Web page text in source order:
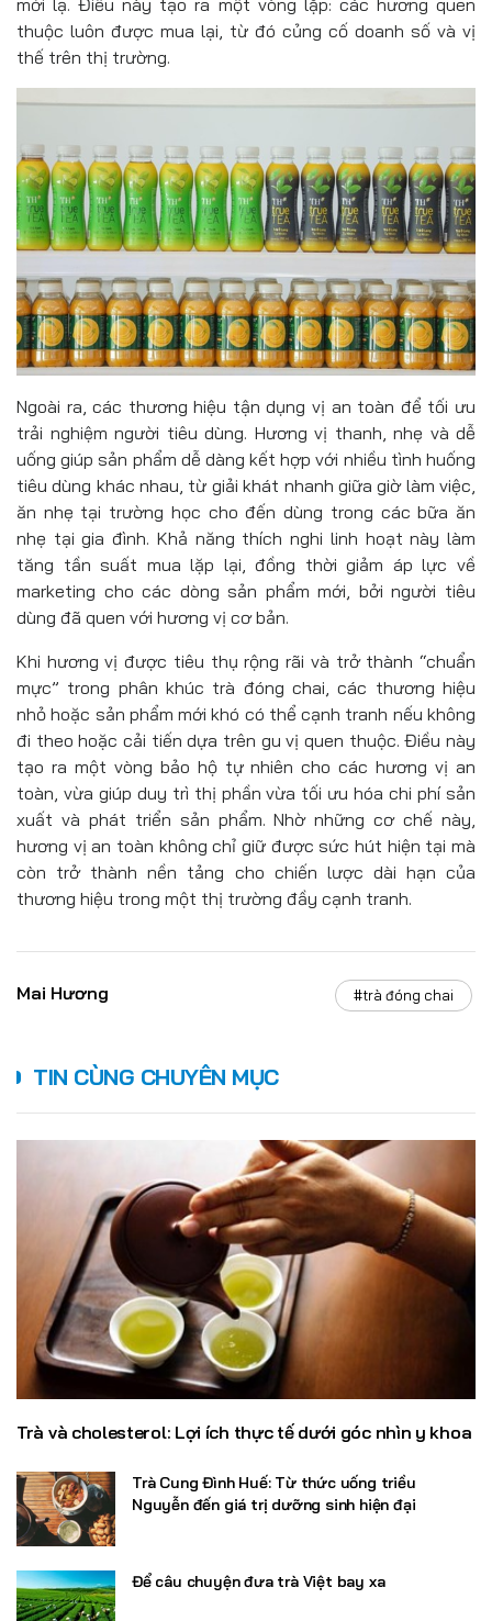
mới lạ. Điều này tạo ra một vòng lặp: các hương quen
thuộc luôn được mua lại, từ đó củng cố doanh số và vị
thế trên thị trường.
Ngoài ra, các thương hiệu tận dụng vị an toàn để tối ưu
trải nghiệm người tiêu dùng. Hương vị thanh, nhẹ và dễ
uống giúp sản phẩm dễ dàng kết hợp với nhiều tình huống
tiêu dùng khác nhau, từ giải khát nhanh giữa giờ làm việc,
ăn nhẹ tại trường học cho đến dùng trong các bữa ăn
nhẹ tại gia đình. Khả năng thích nghi linh hoạt này làm
tăng tần suất mua lặp lại, đồng thời giảm áp lực về
marketing cho các dòng sản phẩm mới, bởi người tiêu
dùng đã quen với hương vị cơ bản.
Khi hương vị được tiêu thụ rộng rãi và trở thành “chuẩn
mực” trong phân khúc trà đóng chai, các thương hiệu
nhỏ hoặc sản phẩm mới khó có thể cạnh tranh nếu không
đi theo hoặc cải tiến dựa trên gu vị quen thuộc. Điều này
tạo ra một vòng bảo hộ tự nhiên cho các hương vị an
toàn, vừa giúp duy trì thị phần vừa tối ưu hóa chi phí sản
xuất và phát triển sản phẩm. Nhờ những cơ chế này,
hương vị an toàn không chỉ giữ được sức hút hiện tại mà
còn trở thành nền tảng cho chiến lược dài hạn của
thương hiệu trong một thị trường đầy cạnh tranh.
Mai Hương #trà đóng chai
TIN CÙNG CHUYÊN MỤC
Trà và cholesterol: Lợi ích thực tế dưới góc nhìn y khoa
Trà Cung Đình Huế: Từ thức uống triều
Nguyễn đến giá trị dưỡng sinh hiện đại
Để câu chuyện đưa trà Việt bay xa